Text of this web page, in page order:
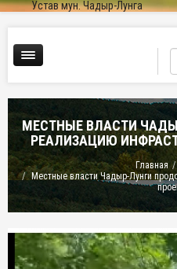
Устав мун. Чадыр-Лунга
МЕСТНЫЕ ВЛАСТИ
РЕАЛИЗАЦИЮ
Главная
Местные власти Чадыр-Лунги